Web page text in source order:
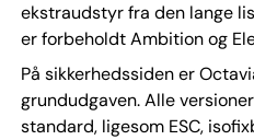
ekstraudstyr fra den lange
er forbeholdt Ambition og
På sikkerhedssiden er
grundudgaven. Alle
standard, ligesom ESC,